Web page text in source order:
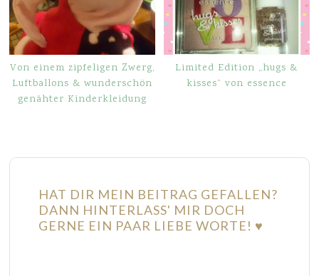
Von einem zipfeligen Zwerg,
Luftballons & wunderschön
genähter Kinderkleidung
Limited Edition „hugs &
kisses“ von essence
HAT DIR MEIN BEITRAG GEFALLEN?
DANN HINTERLASS' MIR DOCH
GERNE EIN PAAR LIEBE WORTE! ♥